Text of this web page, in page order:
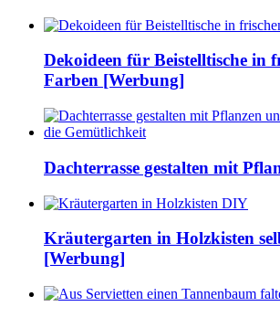
Dekoideen für Beistelltische in
Farben [Werbung]
Dachterrasse gestalten mit
Kräutergarten in Holzkisten
[Werbung]